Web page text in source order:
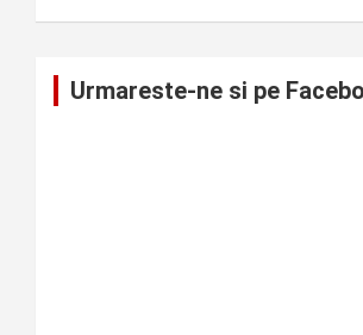
Urmareste-ne si pe